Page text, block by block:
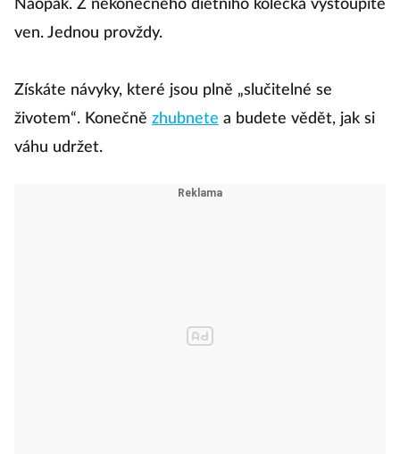
Naopak. Z nekonečného dietního kolečka vystoupíte
ven. Jednou provždy.
Získáte návyky, které jsou plně „slučitelné se
životem“. Konečně zhubnete a budete vědět, jak si
váhu udržet.